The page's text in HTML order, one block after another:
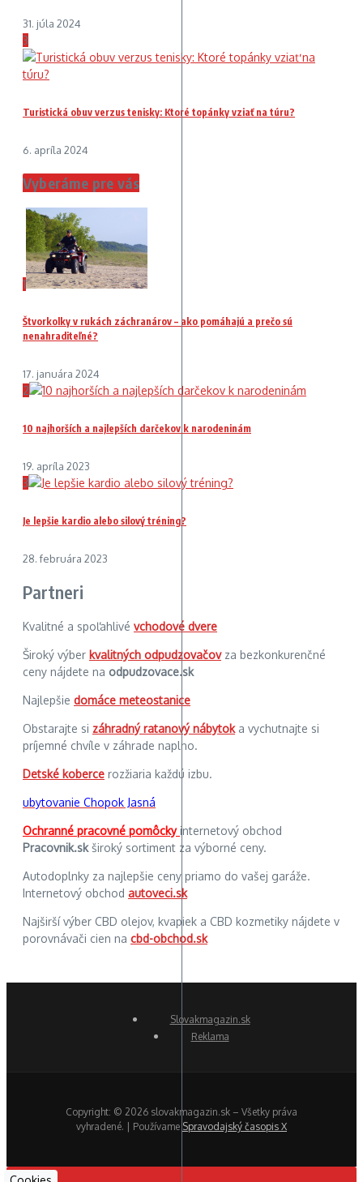
31. júla 2024
3
Turistická obuv verzus tenisky: Ktoré topánky vziať na túru?
6. apríla 2024
Vyberáme pre vás
1
Štvorkolky v rukách záchranárov – ako pomáhajú a prečo sú
nenahraditeľné?
17. januára 2024
2
10 najhorších a najlepších darčekov k narodeninám
19. apríla 2023
3
Je lepšie kardio alebo silový tréning?
28. februára 2023
Partneri
Kvalitné a spoľahlivé vchodové dvere
Široký výber kvalitných odpudzovačovza bezkonkurenčné
ceny nájdete na odpudzovace.sk
Najlepšie domáce meteostanice
Obstarajte si záhradný ratanový nábytoka vychutnajte si
príjemné chvíle v záhrade naplno.
Detské koberce rozžiaria každú izbu.
ubytovanie Chopok Jasná
Ochranné pracovné pomôckyinternetový obchod
Pracovnik.skširoký sortiment za výborné ceny.
Autodoplnky za najlepšie ceny priamo do vašej garáže.
Internetový obchod autoveci.sk
Najširší výber CBD olejov, kvapiek a CBD kozmetiky nájdete v
porovnávači cien na cbd-obchod.sk
Slovakmagazin.sk
Reklama
Copyright: © 2026 slovakmagazin.sk – Všetky práva
vyhradené. | Používame Spravodajský časopis X